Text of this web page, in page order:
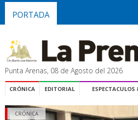
PORTADA
Punta Arenas, 08 de Agosto del 2026
CRÓNICA EDITORIAL
CRÓNICA